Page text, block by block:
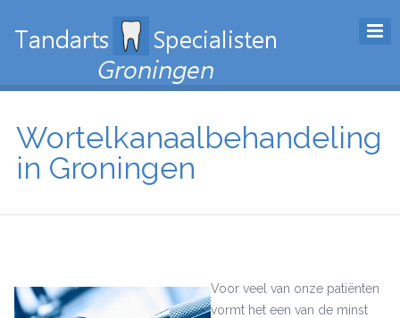
Wortelkanaalbehandeling
in Groningen
Voor veel van onze patiënten
vormt het een van de minst